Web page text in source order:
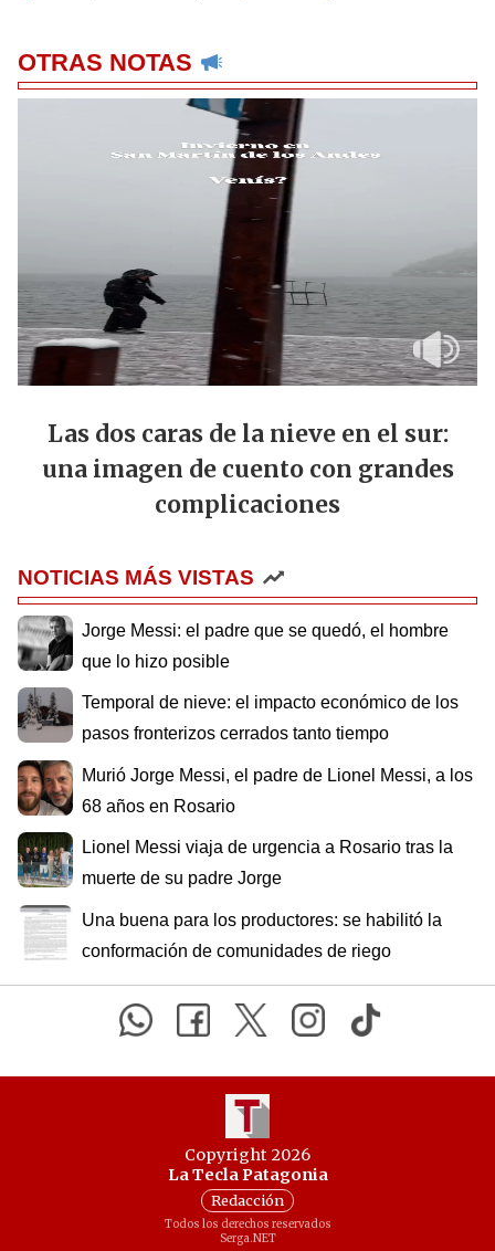
OTRAS NOTAS
Las dos caras de la nieve en el sur:
una imagen de cuento con grandes
complicaciones
NOTICIAS MÁS VISTAS
Jorge Messi: el padre que se quedó, el hombre
que lo hizo posible
Temporal de nieve: el impacto económico de los
pasos fronterizos cerrados tanto tiempo
Murió Jorge Messi, el padre de Lionel Messi, a los
68 años en Rosario
Lionel Messi viaja de urgencia a Rosario tras la
muerte de su padre Jorge
Una buena para los productores: se habilitó la
conformación de comunidades de riego
Copyright 2026
La Tecla Patagonia
Redacción
Todos los derechos reservados
Serga.NET